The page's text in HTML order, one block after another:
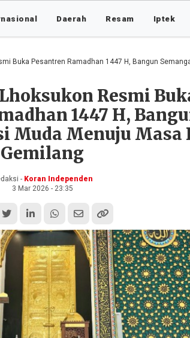
Daerah Resam Iptek
Ramadhan 1447 H, Bangun Semangat Generasi Muda Menuju Masa
Resmi
1447 H,
Muda Menuju Masa
Gemilang
- Koran Independen
3 Mar 2026 - 23:35